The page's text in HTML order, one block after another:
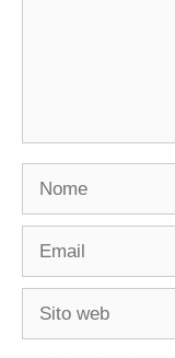
Nome
Email
Sito